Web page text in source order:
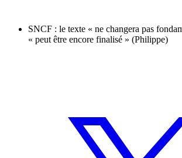
SNCF : le texte « ne changera pas
« peut être encore finalisé » (Philippe)